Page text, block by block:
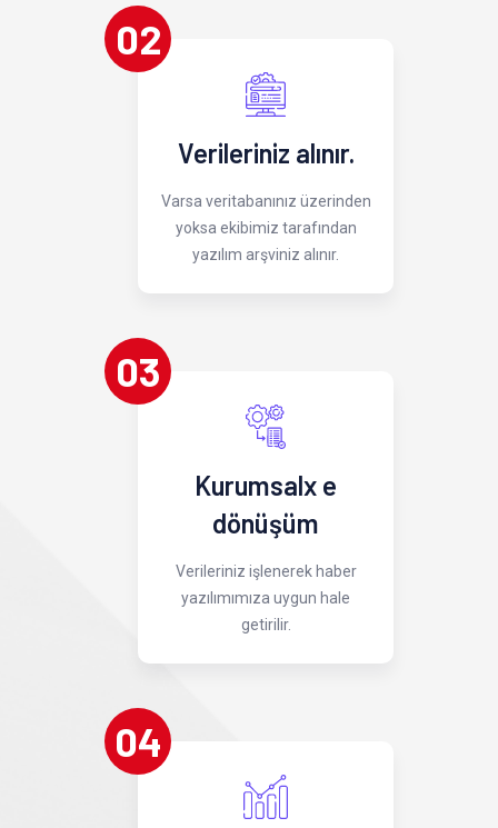
02
Verileriniz alınır.
Varsa veritabanınız üzerinden
yoksa ekibimiz tarafından
yazılım arşviniz alınır.
03
Kurumsalx e
dönüşüm
Verileriniz işlenerek haber
yazılımımıza uygun hale
getirilir.
04